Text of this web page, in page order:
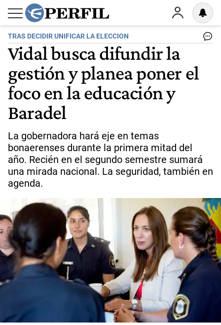
TRAS DECIDIR UNIFICAR LA ELECCION
Vidal busca difundir la
gestión y planea poner el
foco en la educación y
Baradel
La gobernadora hará eje en temas
bonaerenses durante la primera mitad del
año. Recién en el segundo semestre sumará
una mirada nacional. La seguridad, también en
agenda.